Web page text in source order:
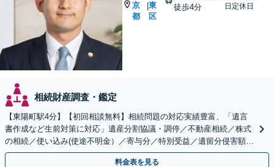
京
都
|東
区
徒歩4分
日定休日
相続財産調査・鑑定
【東陽町駅4分】【初回相談無料】相続問題の対応実績豊富、「遺言
書作成など生前対策に対応」遺産分割協議・調停／不動産相続／株式
の相続／使い込み(使途不明金）／寄与分／特別受益／遺留分侵害額請
求／相続放棄など【休日・夜間相談可】
料金表を見る